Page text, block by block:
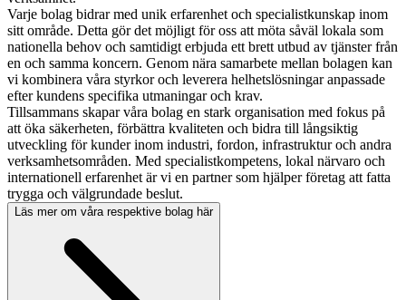
Varje bolag bidrar med unik erfarenhet och specialistkunskap inom
sitt område. Detta gör det möjligt för oss att möta såväl lokala som
nationella behov och samtidigt erbjuda ett brett utbud av tjänster från
en och samma koncern. Genom nära samarbete mellan bolagen kan
vi kombinera våra styrkor och leverera helhetslösningar anpassade
efter kundens specifika utmaningar och krav.
Tillsammans skapar våra bolag en stark organisation med fokus på
att öka säkerheten, förbättra kvaliteten och bidra till långsiktig
utveckling för kunder inom industri, fordon, infrastruktur och andra
verksamhetsområden. Med specialistkompetens, lokal närvaro och
internationell erfarenhet är vi en partner som hjälper företag att fatta
trygga och välgrundade beslut.
Läs mer om våra respektive bolag här